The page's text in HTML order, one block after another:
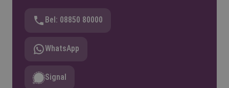
Bel: 08850 80000
WhatsApp
Signal